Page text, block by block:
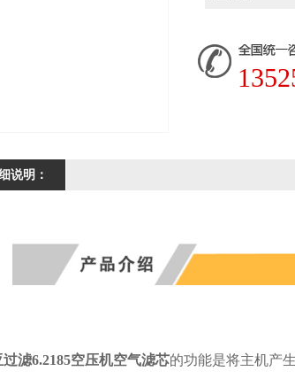
说明：
滤6.2185空压机空气滤芯的功能是将主机产